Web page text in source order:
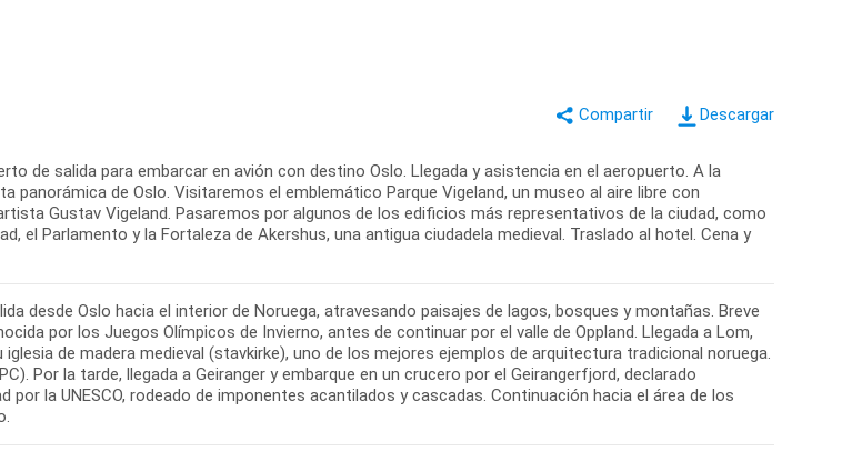
Descargar
de salida para embarcar en avión con destino Oslo. Llegada y asistencia en el aeropuerto. A la
panorámica de Oslo. Visitaremos el emblemático Parque Vigeland, un museo al aire libre con
Gustav Vigeland. Pasaremos por algunos de los edificios más representativos de la ciudad, como
el Parlamento y la Fortaleza de Akershus, una antigua ciudadela medieval. Traslado al hotel. Cena y
desde Oslo hacia el interior de Noruega, atravesando paisajes de lagos, bosques y montañas. Breve
por los Juegos Olímpicos de Invierno, antes de continuar por el valle de Oppland. Llegada a Lom,
de madera medieval (stavkirke), uno de los mejores ejemplos de arquitectura tradicional noruega.
Por la tarde, llegada a Geiranger y embarque en un crucero por el Geirangerfjord, declarado
por la UNESCO, rodeado de imponentes acantilados y cascadas. Continuación hacia el área de los